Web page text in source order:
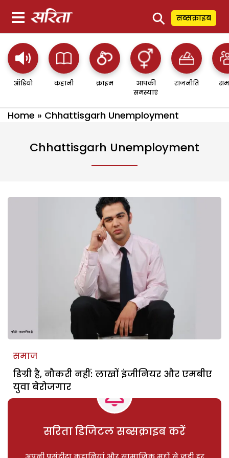
⚲ सब्सक्राइब
ऑडियो कहानी क्राइम
आपकी
समस्याएं
राजनीति
Home » Chhattisgarh Unemployment
Chhattisgarh Unemployment
समाज
डिग्री है, नौकरी नहीं: लाखों इंजीनियर और एमबीए
युवा बेरोजगार
सरिता डिजिटल सब्सक्राइब करें